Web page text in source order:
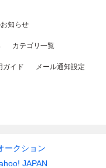
知らせ
カテゴリ一覧
ガイド メール通知設定
ークション
JAPAN